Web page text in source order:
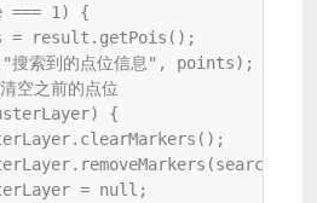
=== 1) {
= result.getPois();
索到的点位信息", points);
空之前的点位
{
= null;